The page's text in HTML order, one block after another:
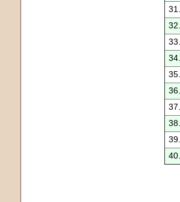
31.
32.
33.
34.
35.
36.
37.
38.
39.
40.